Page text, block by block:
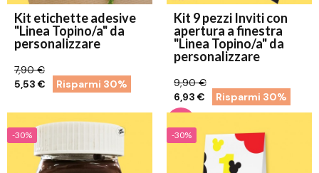
Kit etichette adesive
"Linea Topino/a" da
personalizzare
7,90 €
5,53 €
Risparmi 30%
Kit 9 pezzi Inviti con
apertura a finestra
"Linea Topino/a" da
personalizzare
9,90 €
6,93 €
Risparmi 30%
-30% -30%